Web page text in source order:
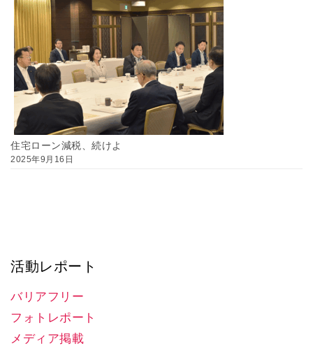
住宅ローン減税、続けよ
2025年9月16日
活動レポート
バリアフリー
フォトレポート
メディア掲載